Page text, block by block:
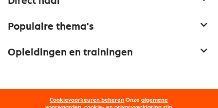
Netwerk en communities
Word lid van Nevi
Populaire thema's
Onderhandelen
Opleidingen en trainingen
Opleidingen
Cookievoorkeuren beheren Onzealgemene